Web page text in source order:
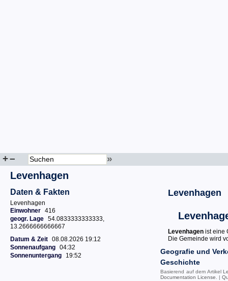
+– »
Levenhagen
Daten & Fakten
Levenhagen
Einwohner 416
geogr. Lage 54.0833333333333,
13.2666666666667
Datum & Zeit 08.08.2026 19:12
Sonnenaufgang 04:32
Sonnenuntergang
19:52
Levenhagen
Levenhagen ist eine
Die Gemeinde wird
Geografie und
Geschichte
Basierend auf dem Artikel
Documentation License . |